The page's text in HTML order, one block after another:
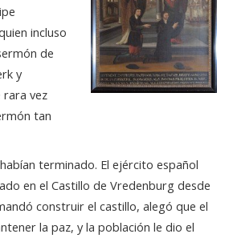
incluso
de
y
rara vez
tan
terminado. El ejército español
en el Castillo de Vredenburg desde
construir el castillo, alegó que el
la paz, y la población le dio el